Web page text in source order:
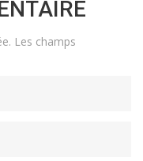
Les champs